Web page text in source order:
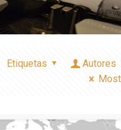
Etiquetas
Autores